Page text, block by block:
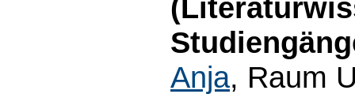
Anja, Raum